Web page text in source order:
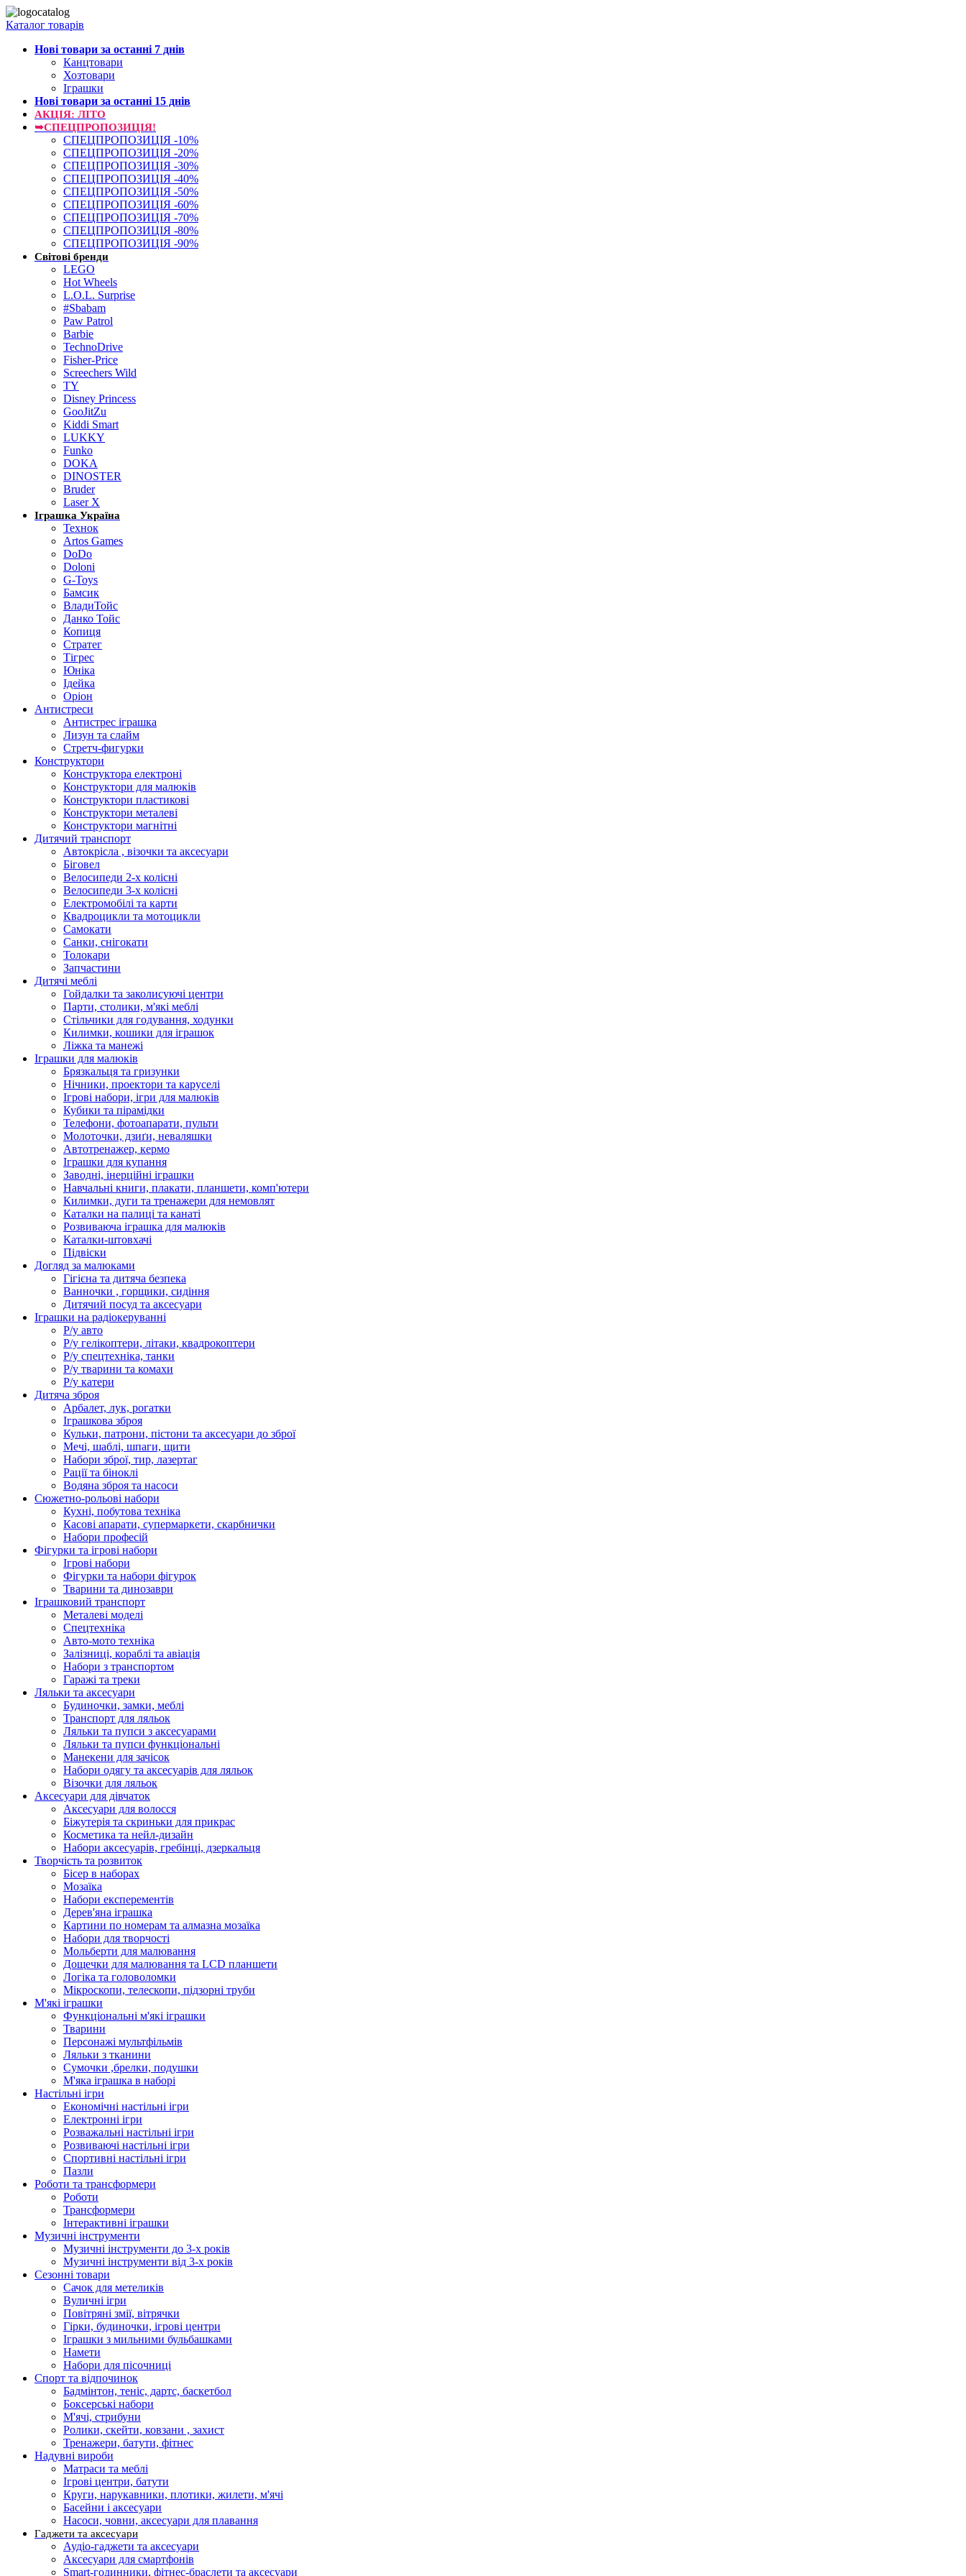
Каталог товарів
Нові товари за останнi 7 днiв
Канцтовари
Хозтовари
Іграшки
Нові товари за останнi 15 днiв
АКЦІЯ: ЛІТО
➥СПЕЦПРОПОЗИЦІЯ!
СПЕЦПРОПОЗИЦІЯ -10%
СПЕЦПРОПОЗИЦІЯ -20%
СПЕЦПРОПОЗИЦІЯ -30%
СПЕЦПРОПОЗИЦІЯ -40%
СПЕЦПРОПОЗИЦІЯ -50%
СПЕЦПРОПОЗИЦІЯ -60%
СПЕЦПРОПОЗИЦІЯ -70%
СПЕЦПРОПОЗИЦІЯ -80%
СПЕЦПРОПОЗИЦІЯ -90%
Світові бренди
LEGO
Hot Wheels
L.O.L. Surprise
#Sbabam
Paw Patrol
Barbie
TechnoDrive
Fisher-Price
Screechers Wild
TY
Disney Princess
GooJitZu
Kiddi Smart
LUKKY
Funko
DOKA
DINOSTER
Bruder
Laser X
Іграшка Україна
Технок
Artos Games
DoDo
Doloni
G-Toys
Бамсик
ВладиТойс
Данко Тойс
Копиця
Стратег
Тігрес
Юніка
Ідейка
Оріон
Антистреси
Антистрес іграшка
Лизун та слайм
Стретч-фигурки
Конструктори
Конструктора електроні
Конструктори для малюків
Конструктори пластикові
Конструктори металеві
Конструктори магнітні
Дитячий транспорт
Автокрісла , візочки та аксесуари
Біговел
Велосипеди 2-х колісні
Велосипеди 3-х колісні
Електромобілі та карти
Квадроцикли та мотоцикли
Самокати
Санки, снігокати
Толокари
Запчастини
Дитячі меблі
Гойдалки та заколисуючі центри
Парти, столики, м'які меблі
Стільчики для годування, ходунки
Килимки, кошики для іграшок
Ліжка та манежі
Іграшки для малюків
Брязкальця та гризунки
Нічники, проектори та каруселі
Ігрові набори, ігри для малюків
Кубики та пірамідки
Телефони, фотоапарати, пульти
Молоточки, дзиґи, неваляшки
Автотренажер, кермо
Іграшки для купання
Заводні, інерційні іграшки
Навчальні книги, плакати, планшети, комп'ютери
Килимки, дуги та тренажери для немовлят
Каталки на палиці та канаті
Розвиваюча іграшка для малюків
Каталки-штовхачі
Підвіски
Догляд за малюками
Гігієна та дитяча безпека
Ванночки , горщики, сидіння
Дитячий посуд та аксесуари
Іграшки на радіокеруванні
Р/у авто
Р/у гелікоптери, літаки, квадрокоптери
Р/у спецтехніка, танки
Р/у тварини та комахи
Р/у катери
Дитяча зброя
Арбалет, лук, рогатки
Іграшкова зброя
Кульки, патрони, пістони та аксесуари до зброї
Мечі, шаблі, шпаги, щити
Набори зброї, тир, лазертаг
Рації та біноклі
Водяна зброя та насоси
Сюжетно-рольові набори
Кухні, побутова техніка
Касові апарати, супермаркети, скарбнички
Набори професій
Фігурки та ігрові набори
Ігрові набори
Фігурки та набори фігурок
Тварини та динозаври
Іграшковий транспорт
Металеві моделі
Спецтехніка
Авто-мото техніка
Залізниці, кораблі та авіація
Набори з транспортом
Гаражі та треки
Ляльки та аксесуари
Будиночки, замки, меблі
Транспорт для ляльок
Ляльки та пупси з аксесуарами
Ляльки та пупси функціональні
Манекени для зачісок
Набори одягу та аксесуарів для ляльок
Візочки для ляльок
Аксесуари для дівчаток
Аксесуари для волосся
Біжутерія та скриньки для прикрас
Косметика та нейл-дизайн
Набори аксесуарів, гребінці, дзеркальця
Творчість та розвиток
Бісер в наборах
Мозаїка
Набори експерементів
Дерев'яна іграшка
Картини по номерам та алмазна мозаїка
Набори для творчості
Мольберти для малювання
Дощечки для малювання та LCD планшети
Логіка та головоломки
Мікроскопи, телескопи, підзорні труби
М'які іграшки
Функціональні м'які іграшки
Тварини
Персонажі мультфільмів
Ляльки з тканини
Сумочки ,брелки, подушки
М'яка іграшка в наборі
Настільні ігри
Економічні настільні ігри
Електронні ігри
Розважальні настільні ігри
Розвиваючі настільні ігри
Спортивні настільні ігри
Пазли
Роботи та трансформери
Роботи
Трансформери
Інтерактивні іграшки
Музичні інструменти
Музичні інструменти до 3-х років
Музичні інструменти від 3-х років
Сезонні товари
Сачок для метеликів
Вуличні ігри
Повітряні змії, вітрячки
Гірки, будиночки, ігрові центри
Іграшки з мильними бульбашками
Намети
Набори для пісочниці
Спорт та відпочинок
Бадмінтон, теніс, дартс, баскетбол
Боксерські набори
М'ячі, стрибуни
Ролики, скейти, ковзани , захист
Тренажери, батути, фітнес
Надувні вироби
Матраси та меблі
Ігрові центри, батути
Круги, нарукавники, плотики, жилети, м'ячі
Басейни і аксесуари
Насоси, човни, аксесуари для плавання
Гаджети та аксесуари
Аудіо-гаджети та аксесуари
Аксесуари для смартфонів
Smart-годинники, фітнес-браслети та аксесуари